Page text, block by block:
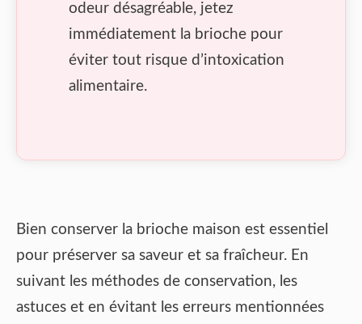
odeur désagréable, jetez
immédiatement la brioche pour
éviter tout risque d’intoxication
alimentaire.
Bien conserver la brioche maison est essentiel
pour préserver sa saveur et sa fraîcheur. En
suivant les méthodes de conservation, les
astuces et en évitant les erreurs mentionnées